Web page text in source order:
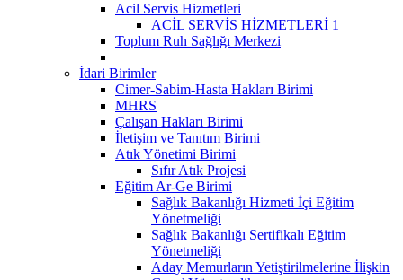
Acil Servis Hizmetleri
ACİL SERVİS HİZMETLERİ 1
Toplum Ruh Sağlığı Merkezi
İdari Birimler
Cimer-Sabim-Hasta Hakları Birimi
MHRS
Çalışan Hakları Birimi
İletişim ve Tanıtım Birimi
Atık Yönetimi Birimi
Sıfır Atık Projesi
Eğitim Ar-Ge Birimi
Sağlık Bakanlığı Hizmeti İçi Eğitim
Yönetmeliği
Sağlık Bakanlığı Sertifikalı Eğitim
Yönetmeliği
Aday Memurların Yetiştirilmelerine İlişkin